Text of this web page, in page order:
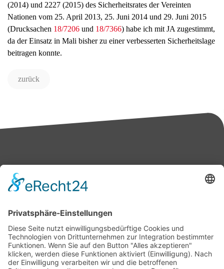
(2014) und 2227 (2015) des Sicherheitsrates der Vereinten
Nationen vom 25. April 2013, 25. Juni 2014 und 29. Juni 2015
(Drucksachen 18/7206 und 18/7366) habe ich mit JA zugestimmt,
da der Einsatz in Mali bisher zu einer verbesserten Sicherheitslage
beitragen konnte.
zurück
Mitglied des Deutschen Bundestages
Presse & Downloads
Pressemitteilungen